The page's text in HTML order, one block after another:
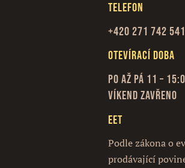
Telefon
+420 271 742 541
Otevírací doba
Po až Pá 11 –
Víkend zavřeno
EET
Podle zákona o
prodávající